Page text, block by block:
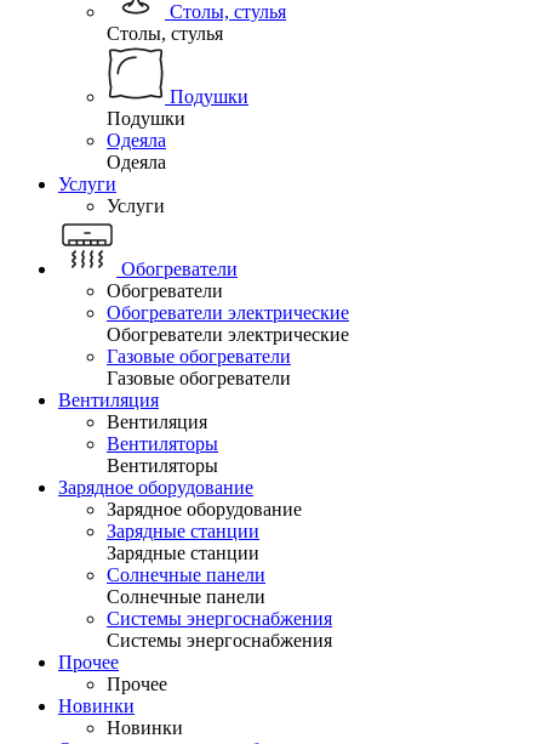
Столы, стулья
Столы, стулья
Подушки
Подушки
Одеяла
Одеяла
Услуги
Услуги
Обогреватели
Обогреватели
Обогреватели электрические
Обогреватели электрические
Газовые обогреватели
Газовые обогреватели
Вентиляция
Вентиляция
Вентиляторы
Вентиляторы
Зарядное оборудование
Зарядное оборудование
Зарядные станции
Зарядные станции
Солнечные панели
Солнечные панели
Системы энергоснабжения
Системы энергоснабжения
Прочее
Прочее
Новинки
Новинки